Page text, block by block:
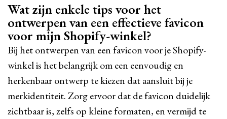
Wat zijn enkele tips voor het
ontwerpen van een effectieve favicon
voor mijn Shopify-winkel?
Bij het ontwerpen van een favicon voor je Shopify-
winkel is het belangrijk om een eenvoudig en
herkenbaar ontwerp te kiezen dat aansluit bij je
merkidentiteit. Zorg ervoor dat de favicon duidelijk
zichtbaar is, zelfs op kleine formaten, en vermijd te